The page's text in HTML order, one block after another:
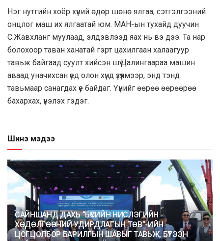
Нэг нутгийн хоёр хүний өдөр шөнө ялгаа, сэтгэлгээний
онцлог маш их ялгаатай юм. МАН-ын тухайд дуучин
С.Жавхланг муулаад, элдэвлээд яах нь вэ дээ. Та нар
болохоор таван ханатай гэрт цахилгаан халаагуур
тавьж байгаад суулт хийсэн шүү.Цалингаараа машин
аваад уначихсан үед олон хүнд үзүүлмээр, энд тэнд
тавьмаар санагдах үе байдаг. Үүнийг өөрөө өөрөөрөө
бахархах, үнэлэх гэдэг.
Шинэ мэдээ
САЙНШАНД ДАХЬ “БҮСИЙН НИСЛЭГИЙН
ХӨДӨЛГӨӨНИЙ УДИРДЛАГЫН ТӨВ”-ИЙН
ЦОГЦОЛБОР БАРИЛГЫН ШАВЫГ ТАВЬЖ, БҮТЭЭН